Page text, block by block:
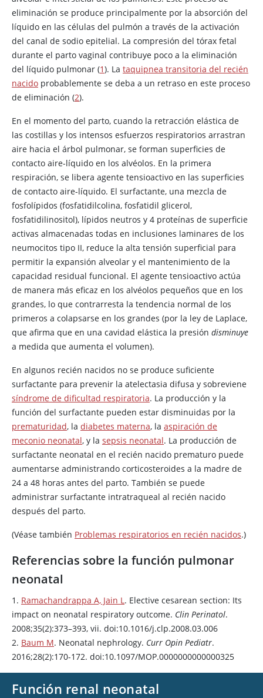
eliminación se produce principalmente por la absorción del
líquido en las células del pulmón a través de la activación
del canal de sodio epitelial. La compresión del tórax fetal
durante el parto vaginal contribuye poco a la eliminación
del líquido pulmonar (1). La taquipnea transitoria del recién
nacido probablemente se deba a un retraso en este proceso
de eliminación (2).
En el momento del parto, cuando la retracción elástica de
las costillas y los intensos esfuerzos respiratorios arrastran
aire hacia el árbol pulmonar, se forman superficies de
contacto aire-líquido en los alvéolos. En la primera
respiración, se libera agente tensioactivo en las superficies
de contacto aire-líquido. El surfactante, una mezcla de
fosfolípidos (fosfatidilcolina, fosfatidil glicerol,
fosfatidilinositol), lípidos neutros y 4 proteínas de superficie
activas almacenadas todas en inclusiones laminares de los
neumocitos tipo II, reduce la alta tensión superficial para
permitir la expansión alveolar y el mantenimiento de la
capacidad residual funcional. El agente tensioactivo actúa
de manera más eficaz en los alvéolos pequeños que en los
grandes, lo que contrarresta la tendencia normal de los
primeros a colapsarse en los grandes (por la ley de Laplace,
que afirma que en una cavidad elástica la presión disminuye
a medida que aumenta el volumen).
En algunos recién nacidos no se produce suficiente
surfactante para prevenir la atelectasia difusa y sobreviene
síndrome de dificultad respiratoria. La producción y la
función del surfactante pueden estar disminuidas por la
prematuridad, la diabetes materna, la aspiración de
meconio neonatal, y la sepsis neonatal. La producción de
surfactante neonatal en el recién nacido prematuro puede
aumentarse administrando corticosteroides a la madre de
24 a 48 horas antes del parto. También se puede
administrar surfactante intratraqueal al recién nacido
después del parto.
(Véase también Problemas respiratorios en recién nacidos.)
Referencias sobre la función pulmonar
neonatal
1. Ramachandrappa A, Jain L. Elective cesarean section: Its
impact on neonatal respiratory outcome. Clin Perinatol.
2008;35(2):373–393, vii. doi:10.1016/j.clp.2008.03.006
2. Baum M. Neonatal nephrology. Curr Opin Pediatr.
2016;28(2):170-172. doi:10.1097/MOP.0000000000000325
Función renal neonatal